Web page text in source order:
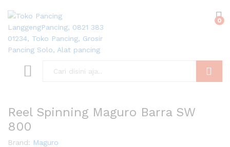
0
Reel Spinning Maguro Barra SW
800
Brand: Maguro